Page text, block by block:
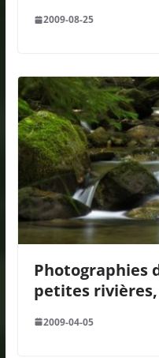
2009-08-25
Photographies
petites
2009-04-05